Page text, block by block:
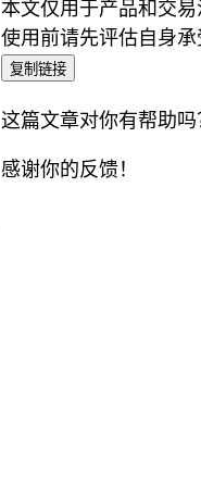
本文仅用于产品和交
使用前请先评估自身承
复制链接
这篇文章对你有帮助吗
感谢你的反馈！